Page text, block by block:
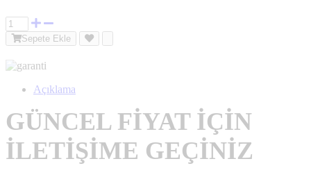
Sepete Ekle
Açıklama
GÜNCEL FİYAT İÇİN
İLETİŞİME GEÇİNİZ